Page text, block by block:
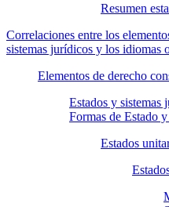
Resumen
Correlaciones entre los
sistemas jurídicos y los idiomas
Elementos de derecho
Estados y sistemas
Formas de Estado
Estados